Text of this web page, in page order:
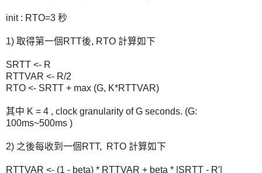
init : RTO=3 秒
1) 取得第一個RTT後, RTO 計算如下
SRTT <- R
RTTVAR <- R/2
RTO <- SRTT + max (G, K*RTTVAR)
其中 K = 4 , clock granularity of G seconds. (G:
100ms~500ms )
2) 之後每收到一個RTT, RTO 計算如下
RTTVAR <- (1 - beta) * RTTVAR + beta * |SRTT - R'|